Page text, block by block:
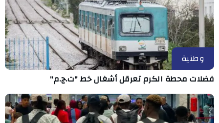
وطنية
فضلات محطة الكرم تعرقل أشغال خط "ت.ج.م"